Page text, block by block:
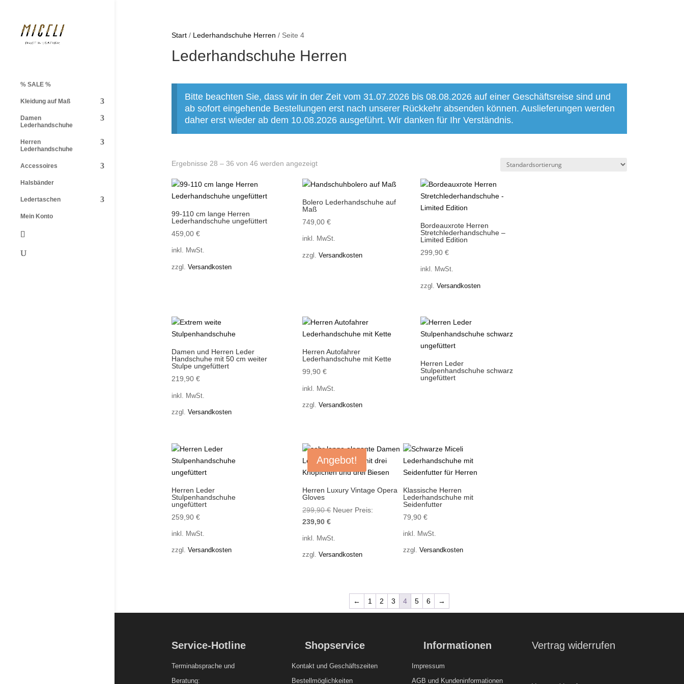
% SALE %
Kleidung auf Maß
Damen
Lederhandschuhe
Herren
Lederhandschuhe
Accessoires
Halsbänder
Ledertaschen
Mein Konto
Start/ Lederhandschuhe Herren / Seite 4
Lederhandschuhe Herren
Bitte beachten Sie, dass wir in der Zeit vom 31.07.2026 bis 08.08.2026 auf einer Geschäftsreise sind und
ab sofort eingehende Bestellungen erst nach unserer Rückkehr absenden können. Auslieferungen werden
daher erst wieder ab dem 10.08.2026 ausgeführt. Wir danken für Ihr Verständnis.
Ergebnisse 28 – 36 von 46 werden angezeigt
99-110 cm lange Herren
Lederhandschuhe ungefüttert
459,00 €
inkl. MwSt.
zzgl. Versandkosten
Bolero Lederhandschuhe auf
Maß
749,00€
inkl. MwSt.
zzgl.Versandkosten
Bordeauxrote Herren
Stretchlederhandschuhe –
Limited Edition
299,90 €
inkl. MwSt.
zzgl. Versandkosten
Damen und Herren Leder
Handschuhe mit 50 cm weiter
Stulpe ungefüttert
219,90 €
inkl. MwSt.
zzgl. Versandkosten
Herren Autofahrer
Lederhandschuhe mit Kette
99,90€
inkl. MwSt.
zzgl.Versandkosten
Herren Leder
Stulpenhandschuhe schwarz
ungefüttert
Herren Leder
Stulpenhandschuhe
ungefüttert
259,90 €
inkl. MwSt.
zzgl. Versandkosten
Angebot!
Herren Luxury Vintage Opera
Gloves
299,90€ Ursprünglicher
Neuer Preis:
239,90€Aktueller
239,90 €.
inkl. MwSt.
zzgl.Versandkosten
Klassische Herren
Lederhandschuhe mit
Seidenfutter
79,90 €
inkl. MwSt.
zzgl. Versandkosten
← 1 2 3 4 5 6 →
Service-Hotline
Terminabsprache und
Beratung:
Shopservice
Kontakt und Geschäftszeiten
Bestellmöglichkeiten
Informationen
Impressum
AGB und Kundeninformationen
Vertrag widerrufen